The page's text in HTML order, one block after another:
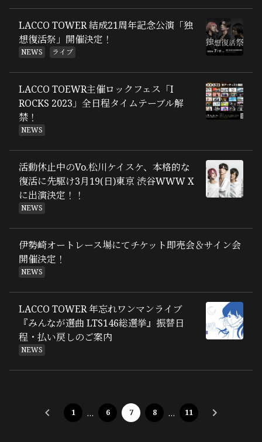
LACCO TOWER 結成21周年記念公演「独
想復活祭」開催決定！
NEWS ライブ
LACCO TOEWR主催ロックフェス「I
ROCKS 2023」全日程タイムテーブル解
禁！
NEWS
活動休止中のVo.松川ケイスケ、本格的な
復活に先駆け3月19(日)東京 渋谷WWW X
に出演決定！！
NEWS
伊勢崎オートレース場にてチケット即売会＆サイン会
開催決定！
NEWS
LACCO TOWER 年忘れワンマンライブ
『みんなが選曲 LTS146総選挙』振替日
程・払い戻しのご案内
NEWS
1 … 6 7 8 … 11